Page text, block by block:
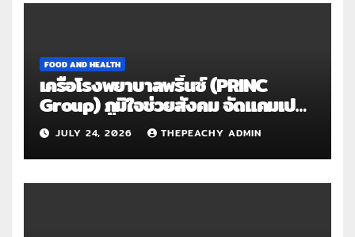
FOOD AND HEALTH
เครือโรงพยาบาลพริ้นซ์ (PRINC
Group) ภูมิใจช่วยสังคม จัดแคมเปญ
ใหญ่ระดับประเทศ “PRINC ผสาน :
สานต่อการให้ไม่สิ้นสุด”
JULY 24, 2026 THEPEACHY ADMIN